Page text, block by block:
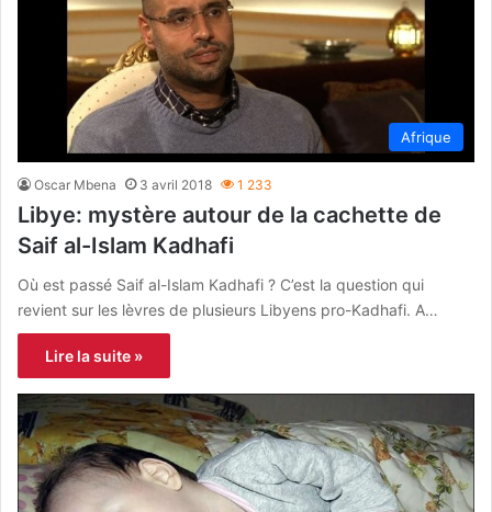
Afrique
Oscar Mbena 3 avril 2018 1 233
Libye: mystère autour de la cachette de
Saif al-Islam Kadhafi
Où est passé Saif al-Islam Kadhafi ? C’est la question qui
revient sur les lèvres de plusieurs Libyens pro-Kadhafi. A…
Lire la suite »